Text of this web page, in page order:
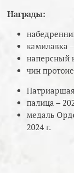
Награды:
камилавка
наперсный
чин
палица –
медаль
2024 г.